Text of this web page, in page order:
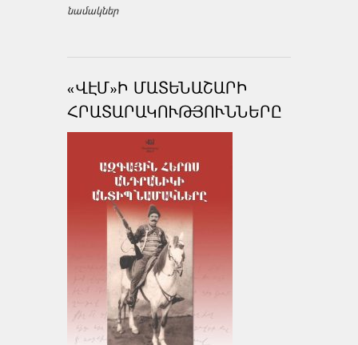
նամակներ
«ՎԷՄ»Ի ՄԱՏԵՆԱՇԱՐԻ
ՀՐԱՏԱՐԱԿՈՒԹՅՈՒՆՆԵՐԸ